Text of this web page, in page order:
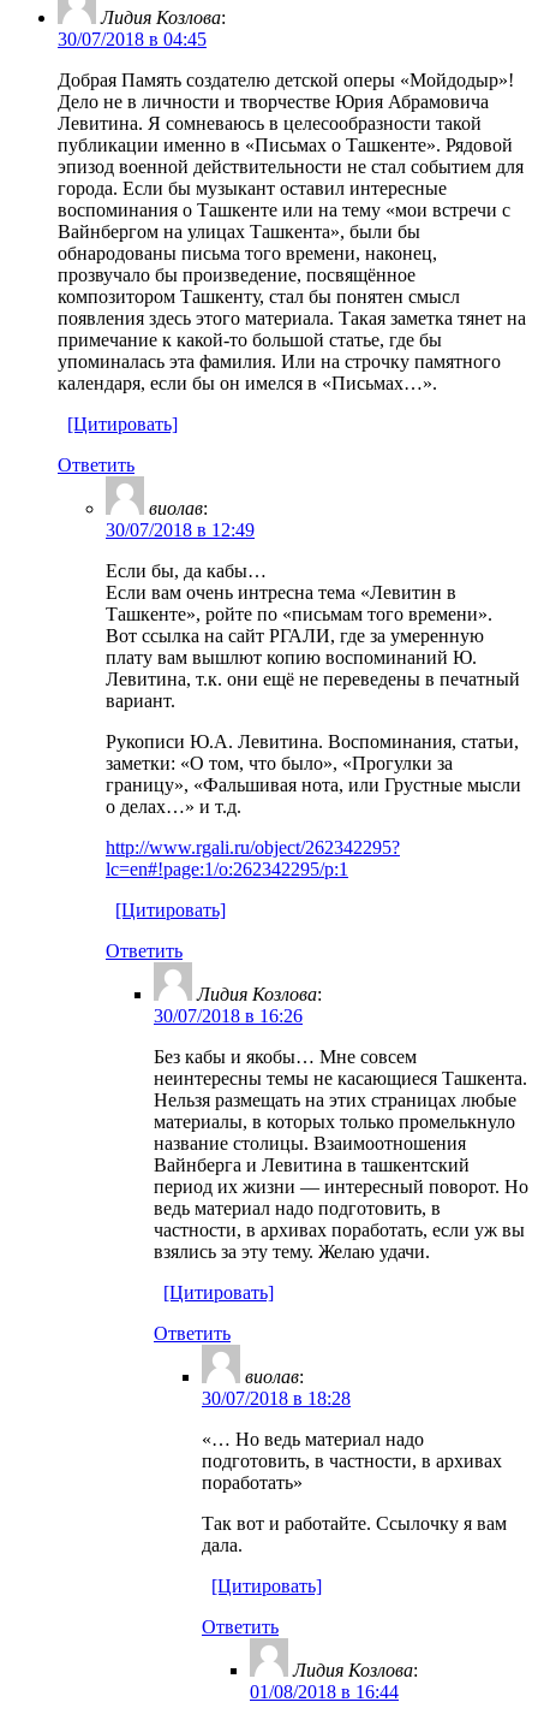
Лидия Козлова:
30/07/2018 в 04:45
Добрая Память создателю детской оперы «Мойдодыр»!
Дело не в личности и творчестве Юрия Абрамовича
Левитина. Я сомневаюсь в целесообразности такой
публикации именно в «Письмах о Ташкенте». Рядовой
эпизод военной действительности не стал событием для
города. Если бы музыкант оставил интересные
воспоминания о Ташкенте или на тему «мои встречи с
Вайнбергом на улицах Ташкента», были бы
обнародованы письма того времени, наконец,
прозвучало бы произведение, посвящённое
композитором Ташкенту, стал бы понятен смысл
появления здесь этого материала. Такая заметка тянет на
примечание к какой-то большой статье, где бы
упоминалась эта фамилия. Или на строчку памятного
календаря, если бы он имелся в «Письмах…».
[Цитировать]
Ответить
виолав:
30/07/2018 в 12:49
Если бы, да кабы…
Если вам очень интресна тема «Левитин в
Ташкенте», ройте по «письмам того времени».
Вот ссылка на сайт РГАЛИ, где за умеренную
плату вам вышлют копию воспоминаний Ю.
Левитина, т.к. они ещё не переведены в печатный
вариант.
Рукописи Ю.А. Левитина. Воспоминания, статьи,
заметки: «О том, что было», «Прогулки за
границу», «Фальшивая нота, или Грустные мысли
о делах…» и т.д.
http://www.rgali.ru/object/262342295?
lc=en#!page:1/o:262342295/p:1
[Цитировать]
Ответить
Лидия Козлова:
30/07/2018 в 16:26
Без кабы и якобы… Мне совсем
неинтересны темы не касающиеся Ташкента.
Нельзя размещать на этих страницах любые
материалы, в которых только промелькнуло
название столицы. Взаимоотношения
Вайнберга и Левитина в ташкентский
период их жизни — интересный поворот. Но
ведь материал надо подготовить, в
частности, в архивах поработать, если уж вы
взялись за эту тему. Желаю удачи.
[Цитировать]
Ответить
виолав:
30/07/2018 в 18:28
«… Но ведь материал надо
подготовить, в частности, в архивах
поработать»
Так вот и работайте. Ссылочку я вам
дала.
[Цитировать]
Ответить
Лидия Козлова:
01/08/2018 в 16:44